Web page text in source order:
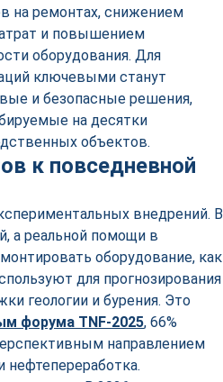
на ремонтах, снижением
и повышением
оборудования. Для
ключевыми станут
и безопасные решения,
на десятки
объектов.
к повседневной
внедрений. В
а реальной помощи в
оборудование, как
для прогнозирования
геологии и бурения. Это
форума TNF-2025, 66%
направлением
нефтепереработка.